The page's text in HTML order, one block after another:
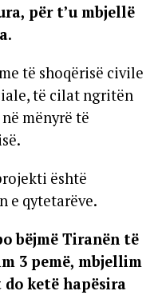
për t’u mbjellë
të shoqërisë civile
të cilat ngritën
mënyrë të
është
e qytetarëve.
bëjmë Tiranën të
3 pemë, mbjellim
do ketë hapësira